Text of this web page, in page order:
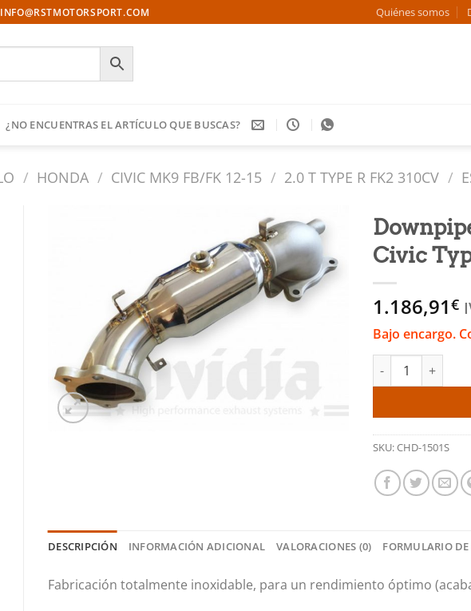
Quiénes somos
¿NO ENCUENTRAS EL ARTÍCULO QUE BUSCAS?
/ HONDA / CIVIC MK9 FB/FK 12-15 / 2.0 T TYPE R FK2 310CV /
Añadir
a la
lista
Civic
1.186,91€
Bajo encargo.
Downpipe con
SKU:CHD-1501S
DESCRIPCIÓN INFORMACIÓN ADICIONAL VALORACIONES (0) FORMULARIO
Fabricación totalmente inoxidable, para un rendimiento óptimo